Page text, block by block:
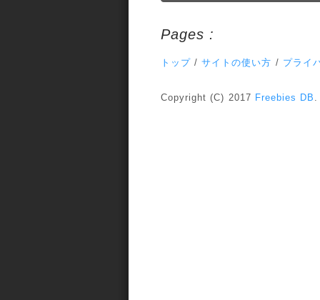
Pages :
トップ /サイトの使い方 / プライ
Copyright (C) 2017 Freebies DB .